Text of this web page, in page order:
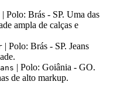
| Polo: Brás - SP. Uma das
ampla de calças e
| Polo: Brás - SP. Jeans
| Polo: Goiânia - GO.
de alto markup.